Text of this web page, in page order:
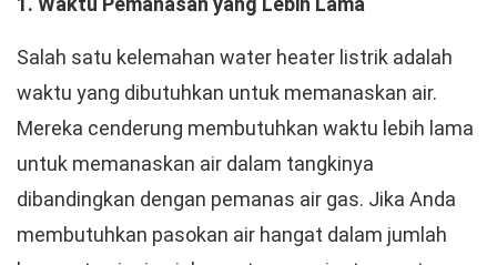
Salah satu kelemahan water heater listrik adalah
waktu yang dibutuhkan untuk memanaskan air.
Mereka cenderung membutuhkan waktu lebih lama
untuk memanaskan air dalam tangkinya
dibandingkan dengan pemanas air gas. Jika Anda
membutuhkan pasokan air hangat dalam jumlah